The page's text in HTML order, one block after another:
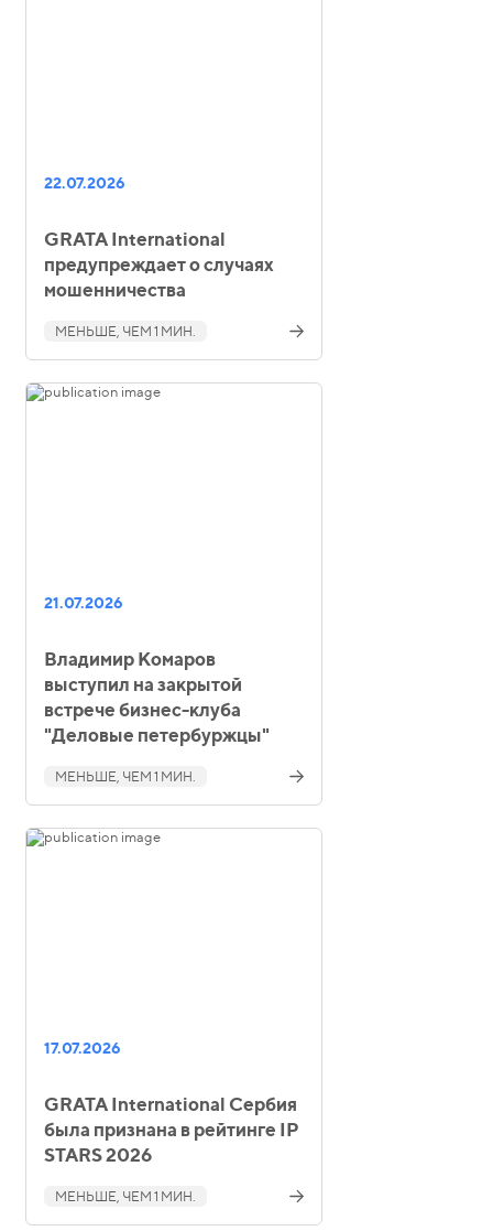
22.07.2026
GRATA International
предупреждает о случаях
мошенничества
МЕНЬШЕ, ЧЕМ 1 МИН.
21.07.2026
Владимир Комаров
выступил на закрытой
встрече бизнес-клуба
"Деловые петербуржцы"
МЕНЬШЕ, ЧЕМ 1 МИН.
17.07.2026
GRATA International Сербия
была признана в рейтинге IP
STARS 2026
МЕНЬШЕ, ЧЕМ 1 МИН.